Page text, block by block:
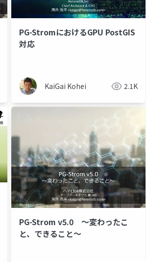
PG-StromにおけるGPU PostGIS
対応
KaiGai Kohei 2.1K
PG-Strom v5.0 ～変わったこ
と、できること～